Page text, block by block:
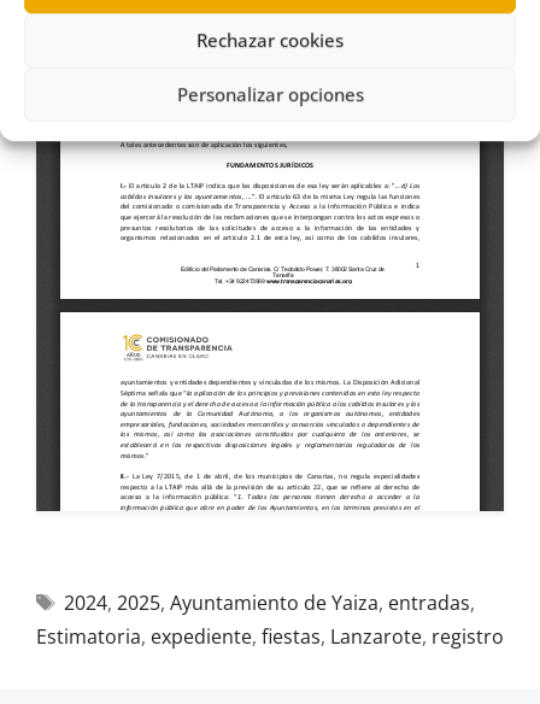
Rechazar cookies
Personalizar opciones
2024, 2025, Ayuntamiento de Yaiza, entradas,
Estimatoria, expediente, fiestas, Lanzarote, registro